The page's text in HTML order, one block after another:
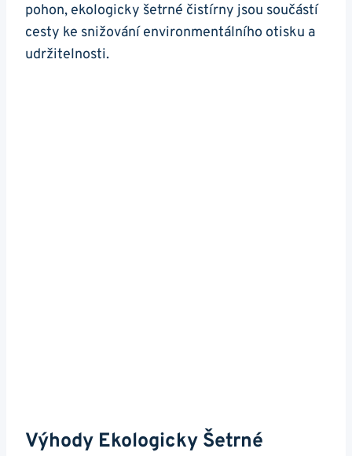
pohon, ekologicky šetrné čistírny jsou součástí
cesty ke snižování environmentálního otisku a
udržitelnosti.
Výhody Ekologicky Šetrné